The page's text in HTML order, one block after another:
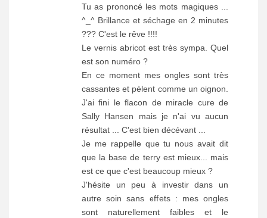
Tu as prononcé les mots magiques ...
^_^ Brillance et séchage en 2 minutes
??? C'est le rêve !!!!
Le vernis abricot est très sympa. Quel
est son numéro ?
En ce moment mes ongles sont très
cassantes et pèlent comme un oignon.
J'ai fini le flacon de miracle cure de
Sally Hansen mais je n'ai vu aucun
résultat ... C'est bien décévant ...
Je me rappelle que tu nous avait dit
que la base de terry est mieux... mais
est ce que c'est beaucoup mieux ?
J'hésite un peu à investir dans un
autre soin sans effets : mes ongles
sont naturellement faibles et le